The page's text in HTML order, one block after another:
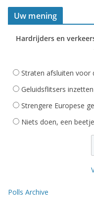
Uw mening
Hardrijders en
Straten afsluiten voor
Geluidsflitsers
Strengere Europese
Niets doen, een
Polls Archive